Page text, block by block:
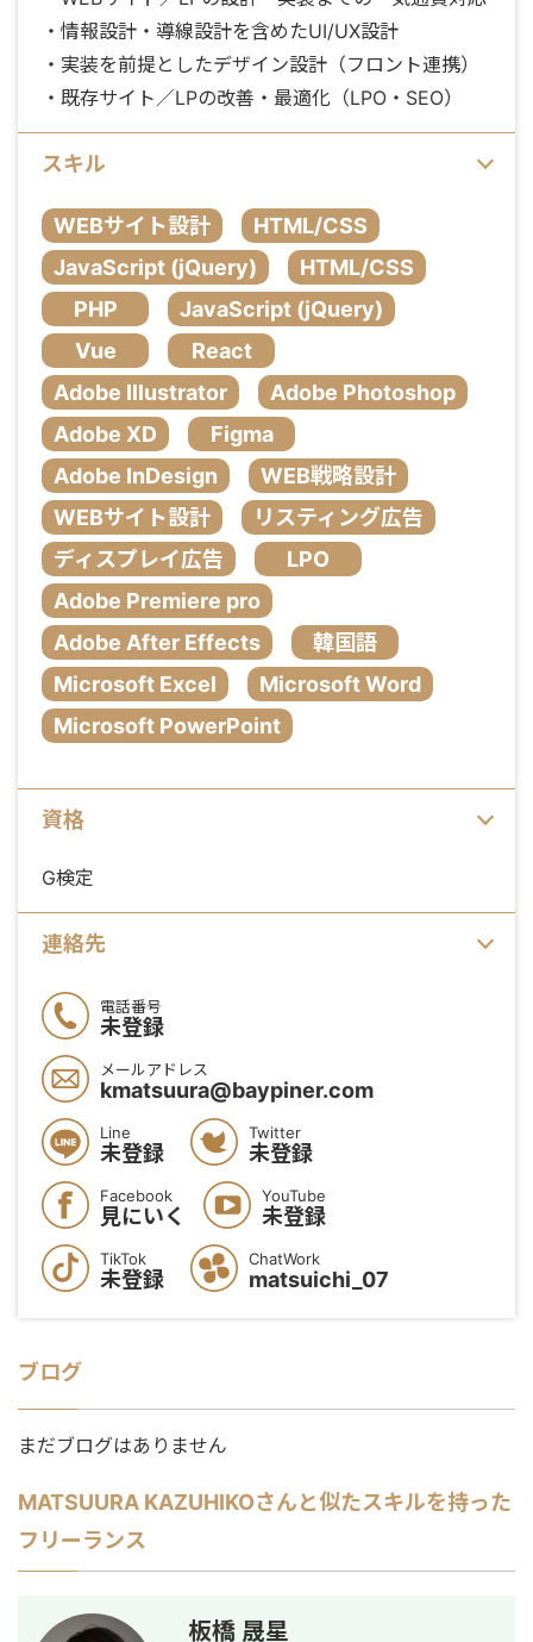
・情報設計・導線設計を含めたUI/UX設計
・実装を前提としたデザイン設計（フロント連携）
・既存サイト／LPの改善・最適化（LPO・SEO）
スキル
WEBサイト設計
HTML/CSS
JavaScript (jQuery)
HTML/CSS
PHP
JavaScript (jQuery)
Vue
React
Adobe Illustrator
Adobe Photoshop
Adobe XD
Figma
Adobe InDesign
WEB戦略設計
WEBサイト設計
リスティング広告
ディスプレイ広告
LPO
Adobe Premiere pro
Adobe After Effects
韓国語
Microsoft Excel
Microsoft Word
Microsoft PowerPoint
資格
G検定
連絡先
電話番号
未登録
メールアドレス
kmatsuura@baypiner.com
Line
未登録
Twitter
未登録
Facebook
見にいく
YouTube
未登録
TikTok
未登録
ChatWork
matsuichi_07
ブログ
まだブログはありません
MATSUURA KAZUHIKOさんと似たスキルを持った
フリーランス
板橋 晟星